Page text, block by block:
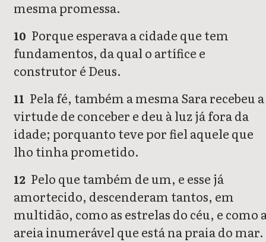
mesma promessa.
10 Porque esperava a cidade que tem
fundamentos, da qual o artífice e
construtor é Deus.
11 Pela fé, também a mesma Sara recebeu a
virtude de conceber e deu à luz já fora da
idade; porquanto teve por fiel aquele que
lho tinha prometido.
12 Pelo que também de um, e esse já
amortecido, descenderam tantos, em
multidão, como as estrelas do céu, e como
areia inumerável que está na praia do mar.